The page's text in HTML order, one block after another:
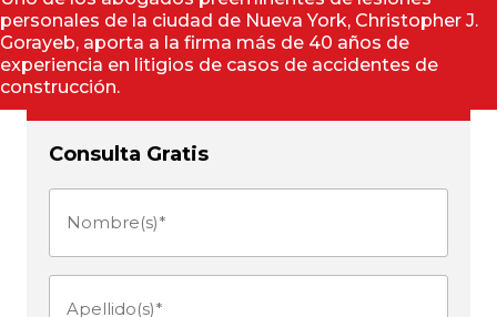
personales de la ciudad de Nueva York, Christopher J.
Gorayeb, aporta a la firma más de 40 años de
experiencia en litigios de casos de accidentes de
construcción.
Consulta Gratis
Nombre(s)
Apellido(s)